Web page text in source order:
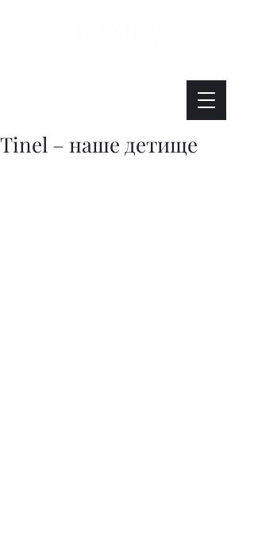
Tinel – наше детище